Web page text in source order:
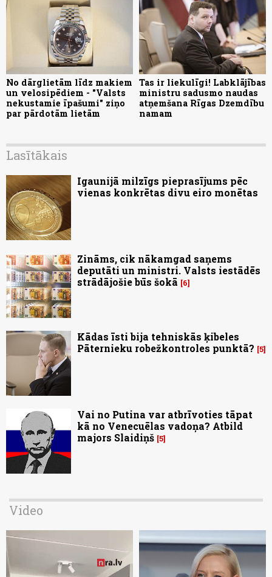
No dārglietām līdz makiem
un velosipēdiem - "Valsts
nekustamie īpašumi" ziņo
par pārdotām lietām
Tas ir liekulīgi! Labklājības
ministru sadusmo naudas
atņemšana Rīgas Dzemdību
namam
Lasītākais
Igaunijā milzīgs pieprasījums pēc
vienas konkrētas divu eiro monētas
Zināms, cik nākamgad saņems
deputāti un ministri. Valsts iestādēs
strādājošie būs šokā
6
Kādas īsti bija tehniskās ķibeles
Pāternieku robežkontroles punktā? 5
Vai no Putina var atbrīvoties tāpat
kā no Venecuēlas vadoņa? Atbild
majors Slaidiņš 5
Video